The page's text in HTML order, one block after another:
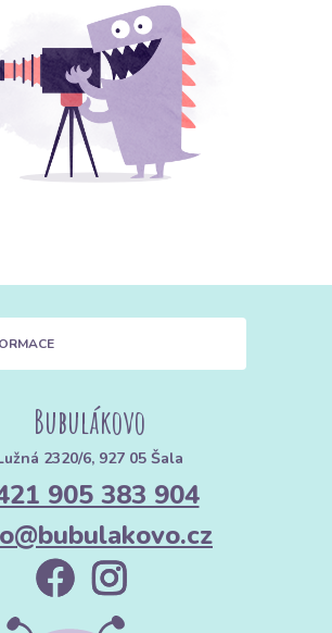
Bubulákovo
2320/6, 927 05 Šala
905 383 904